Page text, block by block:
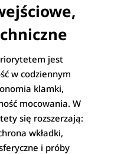
jest
w codziennym
klamki,
mocowania. W
się rozszerzają:
wkładki,
i próby